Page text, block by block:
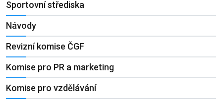
Sportovní střediska
Návody
Revizní komise ČGF
Komise pro PR a marketing
Komise pro vzdělávání